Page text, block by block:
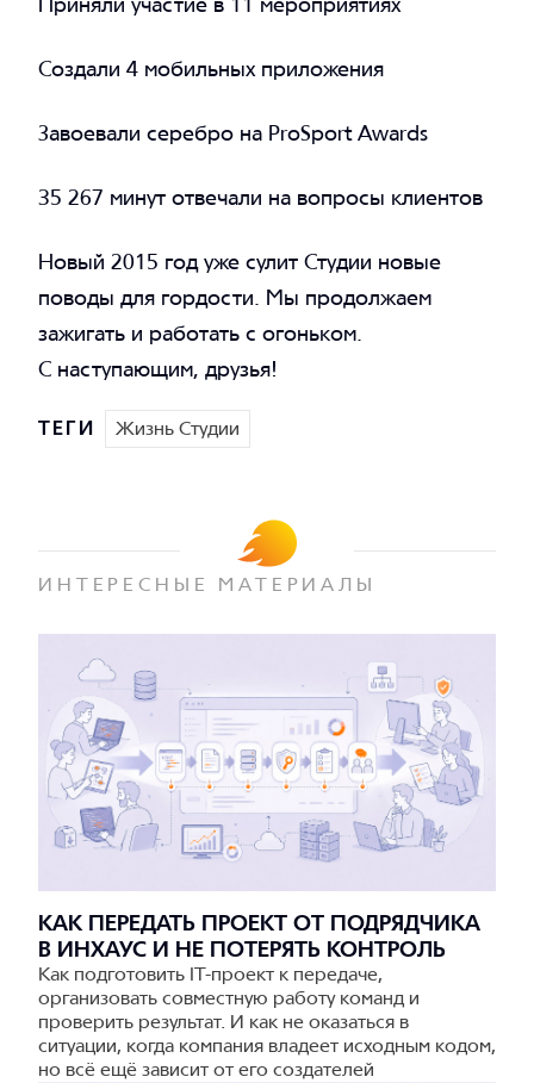
Создали 4 мобильных приложения
Завоевали серебро на ProSport Awards
35 267 минут отвечали на вопросы клиентов
Новый 2015 год уже сулит Студии новые
поводы для гордости. Мы продолжаем
зажигать и работать с огоньком.
С наступающим, друзья!
ТЕГИ Жизнь Студии
ИНТЕРЕСНЫЕ МАТЕРИАЛЫ
КАК ПЕРЕДАТЬ ПРОЕКТ ОТ ПОДРЯДЧИКА
В ИНХАУС И НЕ ПОТЕРЯТЬ КОНТРОЛЬ
Как подготовить IT-проект к передаче,
организовать совместную работу команд и
проверить результат. И как не оказаться в
ситуации, когда компания владеет исходным кодом,
но всё ещё зависит от его создателей